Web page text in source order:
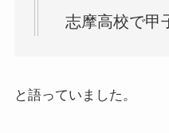
志摩高校で甲
と語っていました。